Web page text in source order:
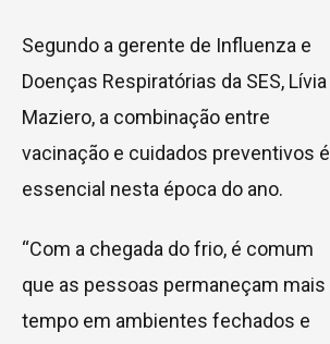
Segundo a gerente de Influenza e
Doenças Respiratórias da SES, Lívia
Maziero, a combinação entre
vacinação e cuidados preventivos é
essencial nesta época do ano.
“Com a chegada do frio, é comum
que as pessoas permaneçam mais
tempo em ambientes fechados e